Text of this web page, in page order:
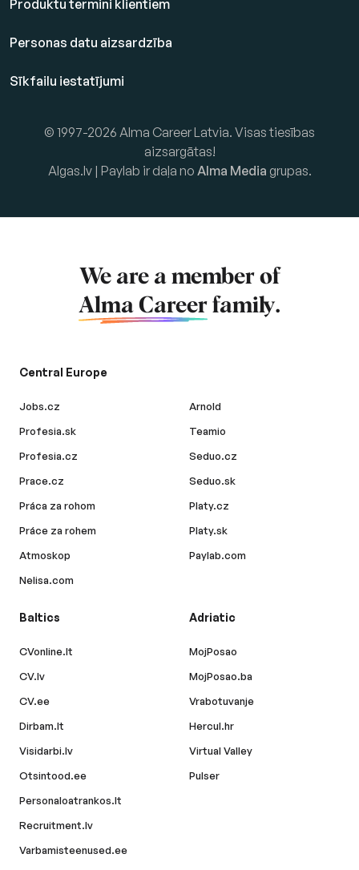
Produktu termini klientiem
Personas datu aizsardzība
Sīkfailu iestatījumi
© 1997-2026 Alma Career Latvia. Visas tiesības
aizsargātas!
Algas.lv | Paylab ir daļa no Alma Media grupas.
We are a member of
Alma Career family.
Central Europe
Jobs.cz
Profesia.sk
Profesia.cz
Prace.cz
Práca za rohom
Práce za rohem
Atmoskop
Nelisa.com
Arnold
Teamio
Seduo.cz
Seduo.sk
Platy.cz
Platy.sk
Paylab.com
Baltics
CVonline.lt
CV.lv
CV.ee
Dirbam.lt
Visidarbi.lv
Otsintood.ee
Personaloatrankos.lt
Recruitment.lv
Varbamisteenused.ee
Adriatic
MojPosao
MojPosao.ba
Vrabotuvanje
Hercul.hr
Virtual Valley
Pulser